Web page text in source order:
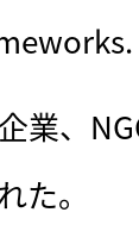
業、
た。